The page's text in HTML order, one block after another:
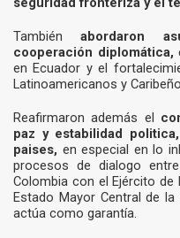
Tambiénabordaron
cooperación diplomática,
en Ecuador y el
Latinoamericanos y
Reafirmaron además el
paz y estabilidad
paises, en especial en lo
procesos de dialogo
Colombia con el Ejército de
Estado Mayor Central de la
actúa como garantía.